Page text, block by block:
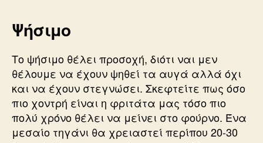
Ψήσιμο
Το ψήσιμο θέλει προσοχή, διότι ναι μεν
θέλουμε να έχουν ψηθεί τα αυγά αλλά όχι
και να έχουν στεγνώσει. Σκεφτείτε πως όσο
πιο χοντρή είναι η φριτάτα μας τόσο πιο
πολύ χρόνο θέλει να μείνει στο φούρνο. Ένα
μεσαίο τηγάνι θα χρειαστεί περίπου 20-30